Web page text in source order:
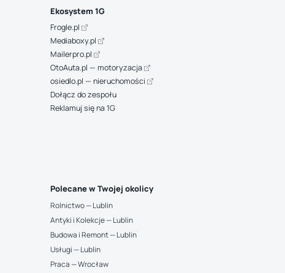
Ekosystem 1G
Frogle.pl
Mediaboxy.pl
Mailerpro.pl
OtoAuta.pl — motoryzacja
osiedlo.pl — nieruchomości
Dołącz do zespołu
Reklamuj się na 1G
Polecane w Twojej okolicy
Rolnictwo — Lublin
Antyki i Kolekcje — Lublin
Budowa i Remont — Lublin
Usługi — Lublin
Praca — Wrocław